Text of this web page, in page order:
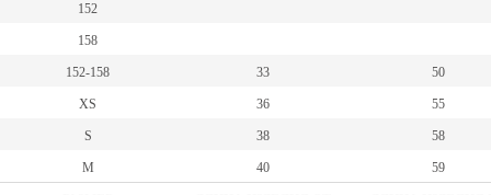
152
158
152-158 33 50
XS 36 55
S 38 58
M 40 59